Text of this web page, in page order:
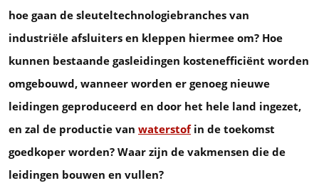
hoe gaan de sleuteltechnologiebranches van
industriële afsluiters en kleppen hiermee om? Hoe
kunnen bestaande gasleidingen kostenefficiënt worden
omgebouwd, wanneer worden er genoeg nieuwe
leidingen geproduceerd en door het hele land ingezet,
en zal de productie van waterstofin de toekomst
goedkoper worden? Waar zijn de vakmensen die de
leidingen bouwen en vullen?